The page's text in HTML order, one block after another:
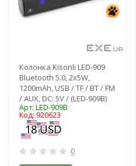
Колонка Kisonli LED-909
Bluetooth 5.0, 2х5W,
1200mAh, USB / TF / BT / FM
/ AUX, DC: 5V / (LED-909B)
Арт: LED-909B
Код: 920623
0